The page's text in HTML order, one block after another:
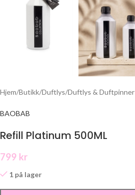
Hjem/Butikk/Duftlys/Duftlys & Duftpinner
BAOBAB
Refill Platinum 500ML
799 kr
1 på lager